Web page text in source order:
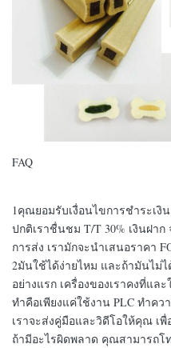
FAQ
1คุณยอมรับเงื่อนไขการชําระเงิ
ปกติเราชื่นชม T/T 30% เงินฝา
การส่ง เรามักจะนําเสนอราคา
2มันใช้ได้ง่ายไหม และถ้ามันไม่
อย่างแรก เครื่องของเราคงที่แ
ทําคือเพียงแค่ใช้งาน PLC ทําคว
เราจะส่งคู่มือและวิดีโอให้คุณ เพื่
ถ้ามีอะไรผิดพลาด คุณสามารถโ